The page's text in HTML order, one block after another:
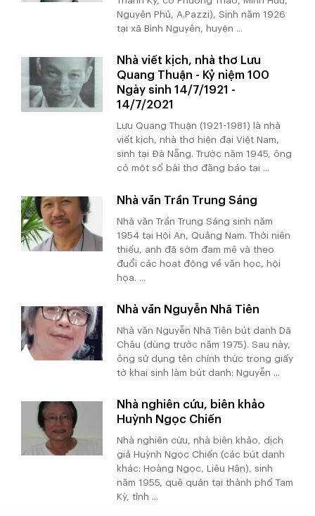
Nguyên Phủ, A.Pazzi), Sinh năm 1926
tại xã Bình Nguyên, huyện ...
Nhà viết kịch, nhà thơ Lưu
Quang Thuận - Kỷ niệm 100
Ngày sinh 14/7/1921 -
14/7/2021
Lưu Quang Thuận (1921-1981) là nhà
viết kịch, nhà thơ hiện đại Việt Nam,
sinh tại Đà Nẵng. Trước năm 1945, ông
có một số bài thơ đăng báo tại ...
Nhà văn Trần Trung Sáng
Nhà văn Trần Trung Sáng sinh năm
1954 tại Hội An, Quảng Nam. Thời niên
thiếu, anh đã sớm đam mê và theo
đuổi các hoạt động về văn học, hội
họa. ...
Nhà văn Nguyễn Nhã Tiên
Nhà văn Nguyễn Nhã Tiên bút danh Dã
Châu (dùng trước năm 1975). Sau này,
ông sử dụng tên chính thức trong giấy
tờ khai sinh làm bút danh: Nguyễn ...
Nhà nghiên cứu, biên khảo
Huỳnh Ngọc Chiến
Nhà nghiên cứu, nhà biên khảo, dịch
giả Huỳnh Ngọc Chiến (các bút danh
khác: Hoàng Ngọc, Liêu Hân), sinh
năm 1955, quê quán tại thành phố Tam
Kỳ, tỉnh ...